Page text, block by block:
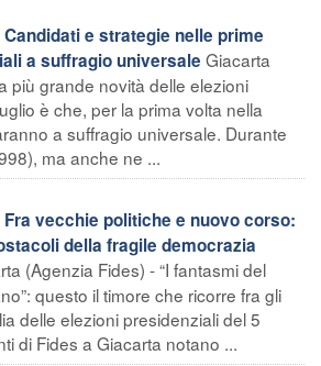
Candidati e strategie nelle prime
a suffragio universale Giacarta
più grande novità delle elezioni
è che, per la prima volta nella
a suffragio universale. Durante
ma anche ne ...
Fra vecchie politiche e nuovo corso:
della fragile democrazia
(Agenzia Fides) - “I fantasmi del
questo il timore che ricorre fra gli
delle elezioni presidenziali del 5
di Fides a Giacarta notano ...